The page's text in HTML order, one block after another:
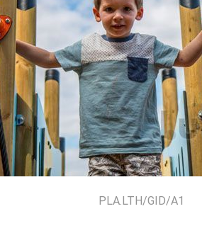
PLA.LTH/GID/A1